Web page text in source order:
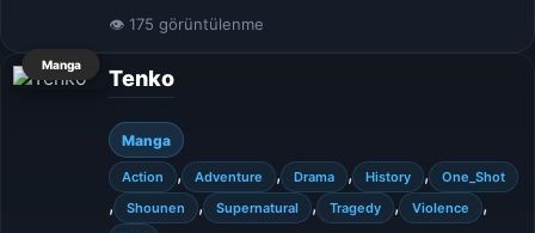
👁 175 görüntülenme
Manga
Tenko
Manga
Action , Adventure , Drama , History , One_Shot
, Shounen , Supernatural , Tragedy , Violence ,